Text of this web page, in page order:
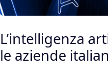
L’intelligenza
le aziende